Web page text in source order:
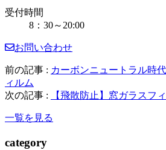
受付時間
8：30～20:00
お問い合わせ
前の記事 : カーボンニュートラル時
ィルム
次の記事 :
【飛散防止】窓ガラスフ
一覧を見る
category